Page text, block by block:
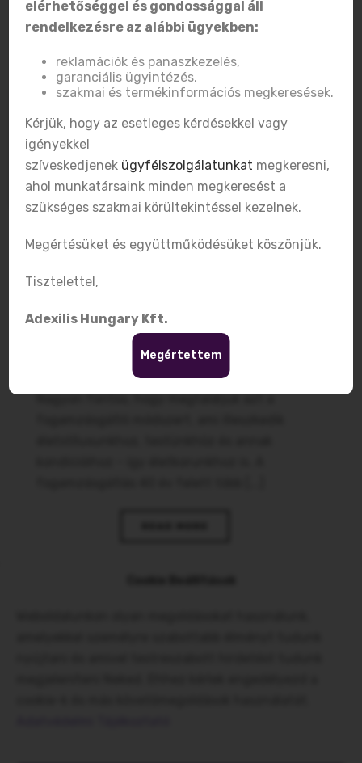
Rézgyöngy Fogamzásgátlás
Fogamzásgátlás 40 év
felett: melyik módszert
válasszuk?
Nagyon fontos, hogy megtaláljuk azt a
elérhetőséggel és gondossággal áll
rendelkezésre az alábbi ügyekben:
reklamációk és panaszkezelés,
garanciális ügyintézés,
szakmai és termékinformációs megkeresések.
Kérjük, hogy az esetleges kérdésekkel vagy
igényekkel
szíveskedjenek ügyfélszolgálatunkat megkeresni,
ahol munkatársaink minden megkeresést a
szükséges szakmai körültekintéssel kezelnek.
Megértésüket és együttműködésüket köszönjük.
Tisztelettel,
Adexilis Hungary Kft.
Megértettem